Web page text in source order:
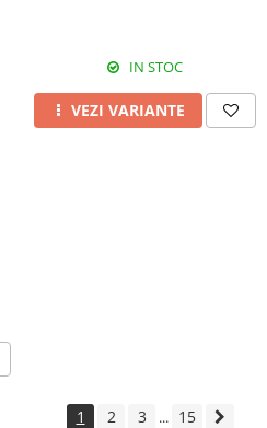
IN STOC
VEZI VARIANTE
1 2 3 ... 15